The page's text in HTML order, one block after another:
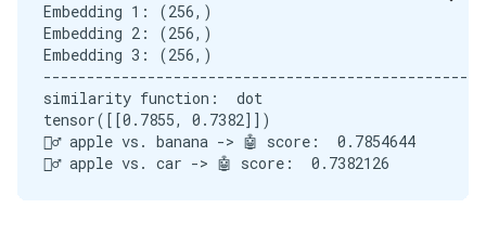
Embedding 1: (256,)
Embedding 2: (256,)
Embedding 3: (256,)
similarity function:  dot
tensor([[0.7855, 0.7382]])
🙋‍♂️ apple vs. banana -> 🤖 score:  0.7854644